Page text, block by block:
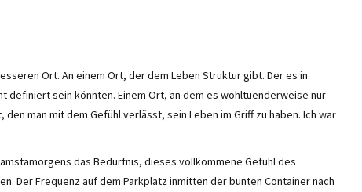
Ort. An einem Ort, der dem Leben Struktur gibt. Der es in
definiert sein könnten. Einem Ort, an dem es wohltuenderweise nur
man mit dem Gefühl verlässt, sein Leben im Griff zu haben. Ich war
das Bedürfnis, dieses vollkommene Gefühl des
Der Frequenz auf dem Parkplatz inmitten der bunten Container nach